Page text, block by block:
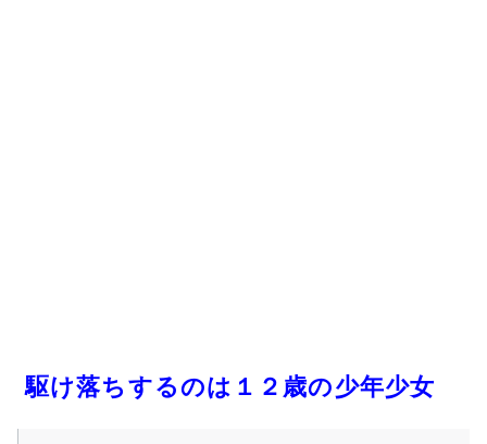
駆け落ちするのは１２歳の少年少女